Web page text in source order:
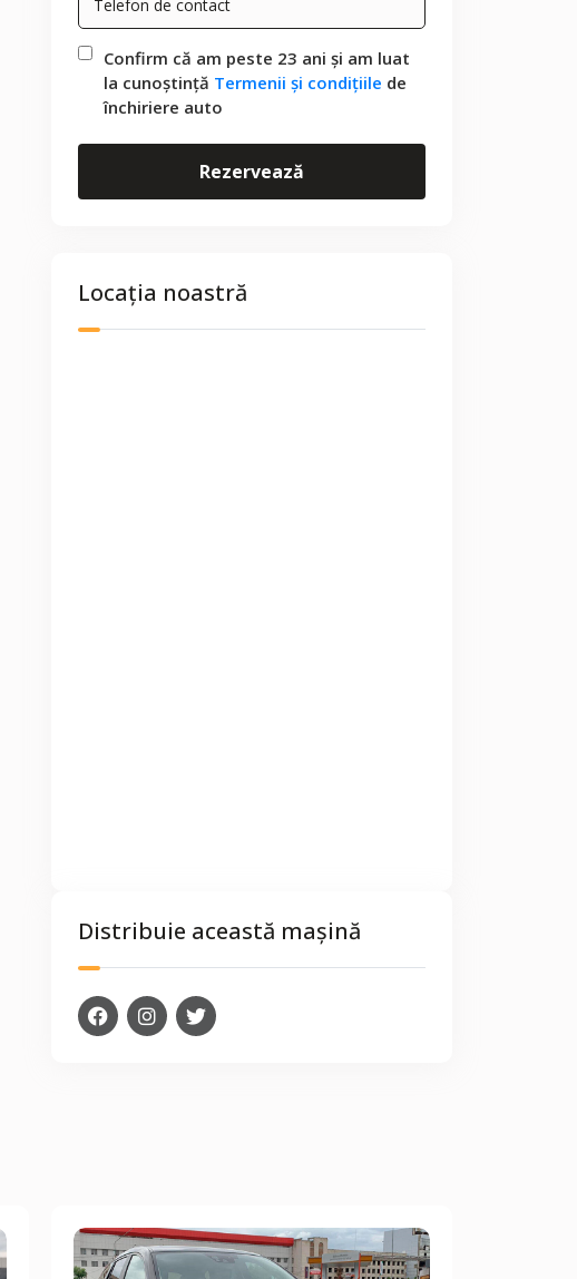
Confirm că am peste 23 ani și am luat
la cunoștință Termenii și condițiile de
închiriere auto
Rezervează
Locația noastră
Distribuie această mașină